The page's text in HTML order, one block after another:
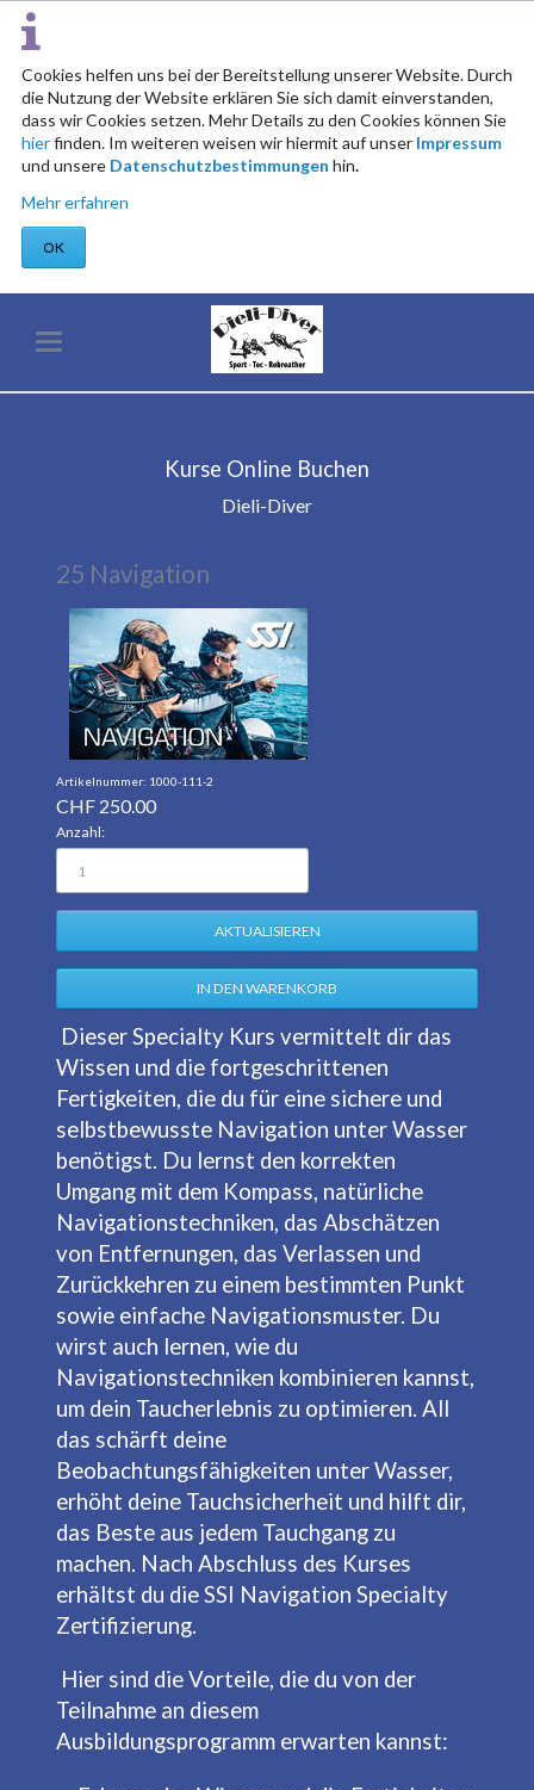
Cookies helfen uns bei der Bereitstellung unserer Website. Durch
die Nutzung der Website erklären Sie sich damit einverstanden,
dass wir Cookies setzen. Mehr Details zu den Cookies können Sie
hierfinden. Im weiteren weisen wir hiermit auf unser Impressum
und unsere Datenschutzbestimmungen hin.
Mehr erfahren
OK
Kurse Online Buchen
Dieli-Diver
25 Navigation
1000-111-2
CHF 250.00
Anzahl:
Dieser Specialty Kurs vermittelt dir das
Wissen und die fortgeschrittenen
Fertigkeiten, die du für eine sichere und
selbstbewusste Navigation unter Wasser
benötigst. Du lernst den korrekten
Umgang mit dem Kompass, natürliche
Navigationstechniken, das Abschätzen
von Entfernungen, das Verlassen und
Zurückkehren zu einem bestimmten Punkt
sowie einfache Navigationsmuster. Du
wirst auch lernen, wie du
Navigationstechniken kombinieren kannst,
um dein Taucherlebnis zu optimieren. All
das schärft deine
Beobachtungsfähigkeiten unter Wasser,
erhöht deine Tauchsicherheit und hilft dir,
das Beste aus jedem Tauchgang zu
machen. Nach Abschluss des Kurses
erhältst du die SSI Navigation Specialty
Zertifizierung.
Hier sind die Vorteile, die du von der
Teilnahme an diesem
Ausbildungsprogramm erwarten kannst: